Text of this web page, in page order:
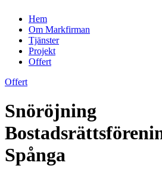
Hem
Om Markfirman
Tjänster
Projekt
Offert
Offert
Snöröjning
Spånga